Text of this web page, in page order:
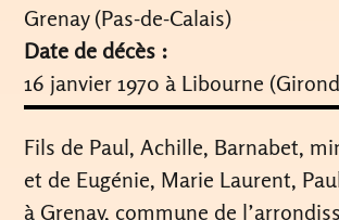
Grenay (Pas-de-Calais)
Date de décès :
16 janvier 1970 à Libourne
Fils de Paul, Achille, Barnabet,
et de Eugénie, Marie Laurent,
à Grenay, commune de